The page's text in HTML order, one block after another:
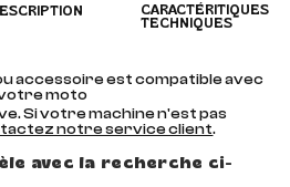
CARACTÉRITIQUES
TECHNIQUES
accessoire est compatible avec
moto
Si votre machine n'est pas
notre service client.
avec la recherche ci-